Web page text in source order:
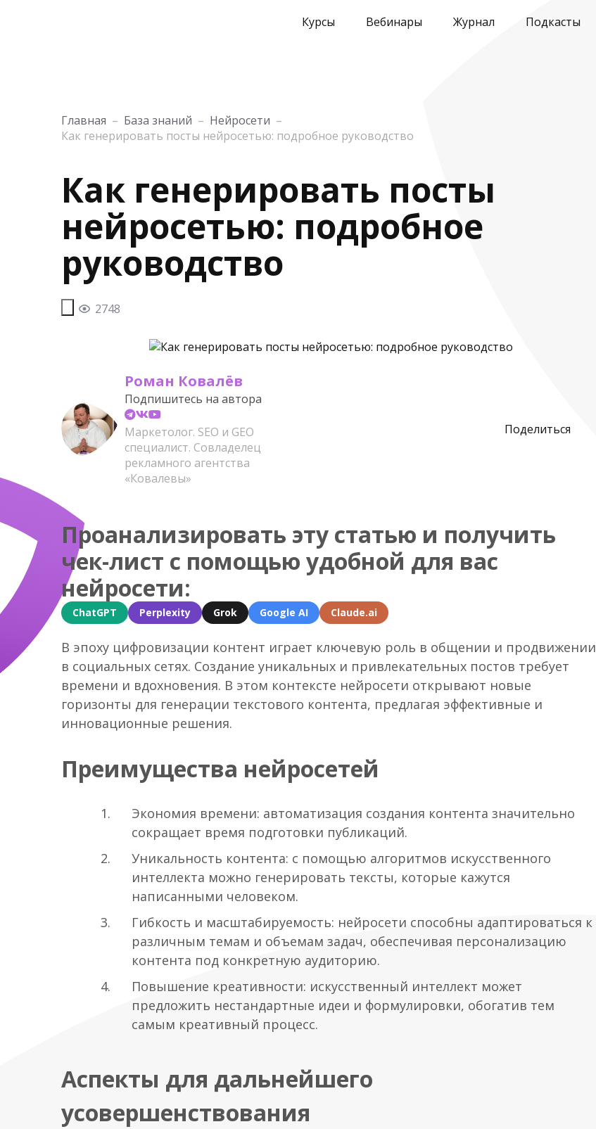
Курсы Вебинары Журнал Подкасты
Главная – База знаний – Нейросети –
Как генерировать посты нейросетью: подробное руководство
Как генерировать посты
нейросетью: подробное
руководство
2748
Роман Ковалёв
Подпишитесь на автора
Маркетолог. SEO и GEO
специалист. Совладелец
рекламного агентства
«Ковалевы»
Поделиться
Проанализировать эту статью и получить
чек-лист с помощью удобной для вас
нейросети:
ChatGPT Perplexity Grok Google AI Claude.ai
В эпоху цифровизации контент играет ключевую роль в общении и продвижении
в социальных сетях. Создание уникальных и привлекательных постов требует
времени и вдохновения. В этом контексте нейросети открывают новые
горизонты для генерации текстового контента, предлагая эффективные и
инновационные решения.
Преимущества нейросетей
Экономия времени: автоматизация создания контента значительно
сокращает время подготовки публикаций.
Уникальность контента: с помощью алгоритмов искусственного
интеллекта можно генерировать тексты, которые кажутся
написанными человеком.
Гибкость и масштабируемость: нейросети способны адаптироваться к
различным темам и объемам задач, обеспечивая персонализацию
контента под конкретную аудиторию.
Повышение креативности: искусственный интеллект может
предложить нестандартные идеи и формулировки, обогатив тем
самым креативный процесс.
Аспекты для дальнейшего
усовершенствования